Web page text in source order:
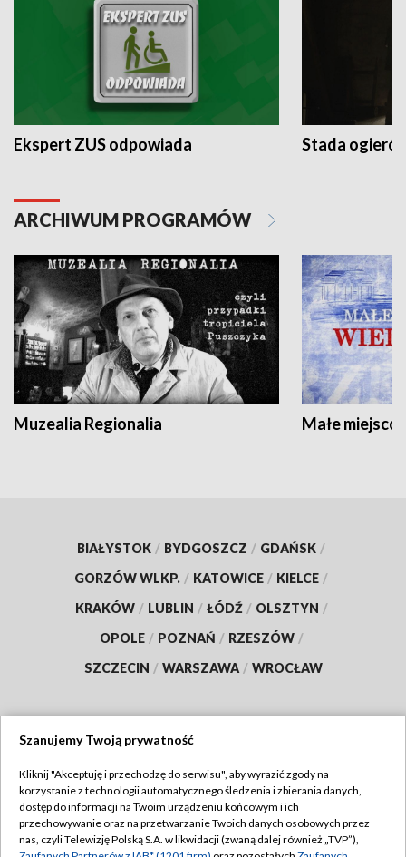
Ekspert ZUS odpowiada Stada
ARCHIWUM PROGRAMÓW
Muzealia Regionalia Małe
BIAŁYSTOK / BYDGOSZCZ / GDAŃSK /
GORZÓW WLKP. / KATOWICE / KIELCE /
KRAKÓW / LUBLIN / ŁÓDŹ / OLSZTYN /
OPOLE / POZNAŃ / RZESZÓW /
SZCZECIN / WARSZAWA / WROCŁAW
TVP
Abonament TVP
Emisja w TVP
Regulamin TVP
Szanujemy Twoją prywatność
Kliknij "Akceptuję i przechodzę do serwisu", aby wyrazić zgody na
korzystanie z technologii automatycznego śledzenia i zbierania danych,
dostęp do informacji na Twoim urządzeniu końcowym i ich
przechowywanie oraz na przetwarzanie Twoich danych osobowych przez
nas, czyli Telewizję Polską S.A. w likwidacji (zwaną dalej również „TVP”),